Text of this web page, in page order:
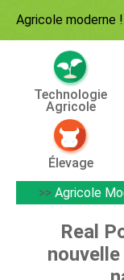
Agricole moderne !
Technologie
Agricole
Élevage
>> Agricole
Real